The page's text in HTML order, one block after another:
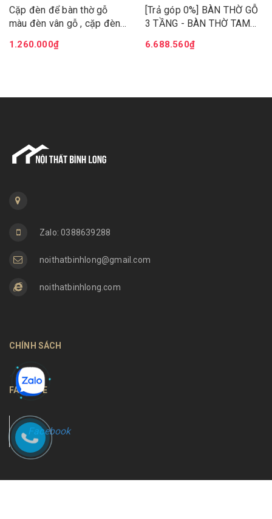
Cặp đèn để bàn thờ gỗ
màu đèn vân gỗ , cặp đèn
1.260.000₫
[Trả góp 0%] BÀN THỜ GỖ
3 TẦNG - BÀN THỜ TAM
3 TẦNG
6.688.560₫
Zalo: 0388639288
noithatbinhlong@gmail.com
noithatbinhlong.com
CHÍNH SÁCH
FANPAGE
Facebook